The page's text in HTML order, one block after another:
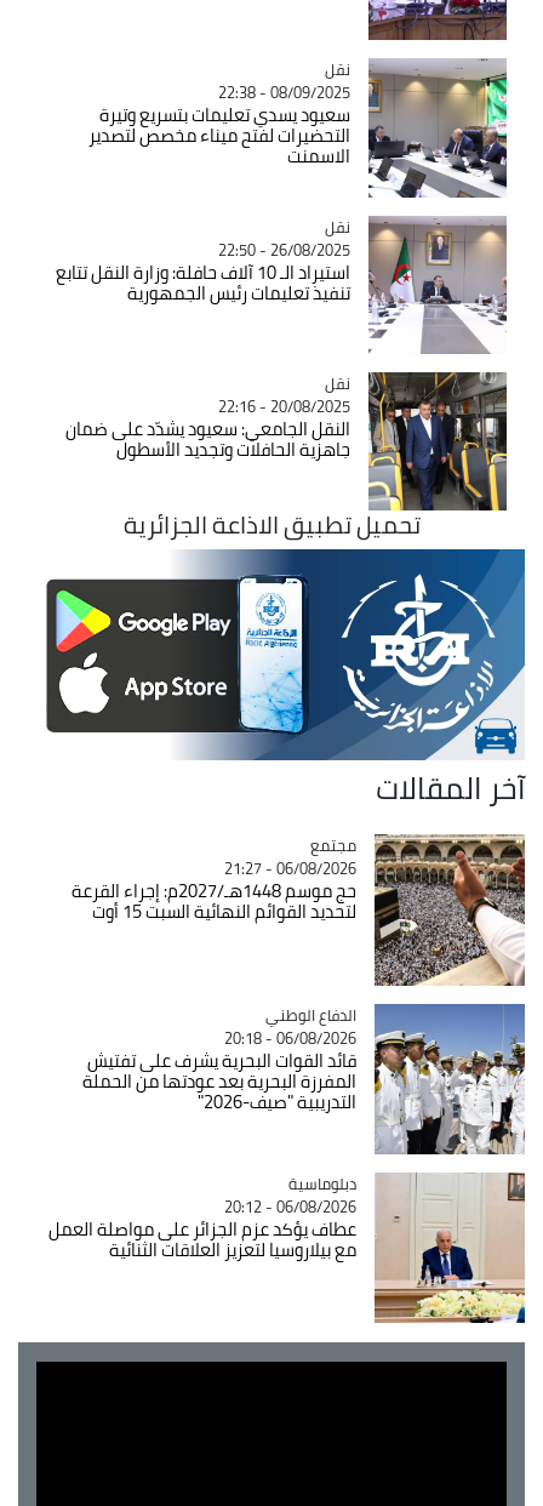
Catégorie
نقل
08/09/2025 - 22:38
سعيود يسدي تعليمات بتسريع وتيرة
التحضيرات لفتح ميناء مخصص لتصدير
الاسمنت
Catégorie
نقل
26/08/2025 - 22:50
استيراد الـ 10 آلاف حافلة: وزارة النقل تتابع
تنفيذ تعليمات رئيس الجمهورية
Catégorie
نقل
20/08/2025 - 22:16
النقل الجامعي: سعيود يشدّد على ضمان
جاهزية الحافلات وتجديد الأسطول
تحميل تطبيق الاذاعة الجزائرية
آخر المقالات
Catégorie
مجتمع
06/08/2026 - 21:27
حج موسم 1448هـ/2027م: إجراء القرعة
لتحديد القوائم النهائية السبت 15 أوت
Catégorie
الدفاع الوطني
06/08/2026 - 20:18
قائد القوات البحرية يشرف على تفتيش
المفرزة البحرية بعد عودتها من الحملة
التدريبية "صيف-2026"
Catégorie
دبلوماسية
06/08/2026 - 20:12
عطاف يؤكد عزم الجزائر على مواصلة العمل
مع بيلاروسيا لتعزيز العلاقات الثنائية